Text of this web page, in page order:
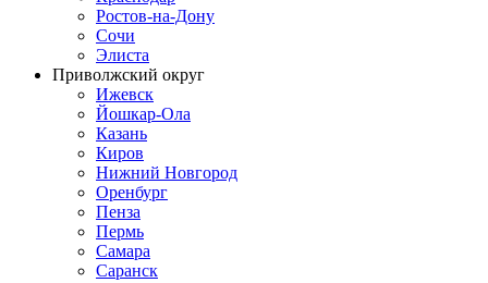
Ростов-на-Дону
Сочи
Элиста
Приволжский округ
Ижевск
Йошкар-Ола
Казань
Киров
Нижний Новгород
Оренбург
Пенза
Пермь
Самара
Саранск